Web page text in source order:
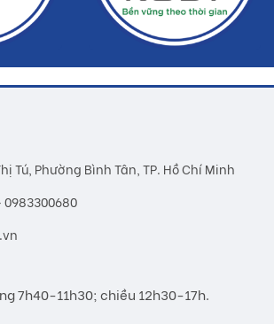
Tú, Phường Bình Tân, TP. Hồ Chí Minh
0983300680
7h40-11h30; chiều 12h30-17h.